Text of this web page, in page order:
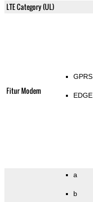
LTE Category (UL)
Fitur Modem
GPRS
EDGE
a
b